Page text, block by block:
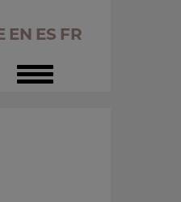
Toggle
navigation
EN ES FR